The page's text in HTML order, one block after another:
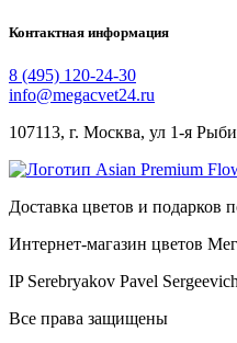
Контактная информация
8 (495) 120-24-30
info@megacvet24.ru
107113, г. Москва, ул 1-я
Доставка цветов и подарков
Интернет-магазин цветов
IP Serebryakov Pavel
Все права защищены